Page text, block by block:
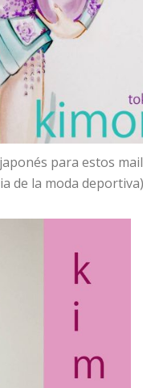
para estos
de la moda